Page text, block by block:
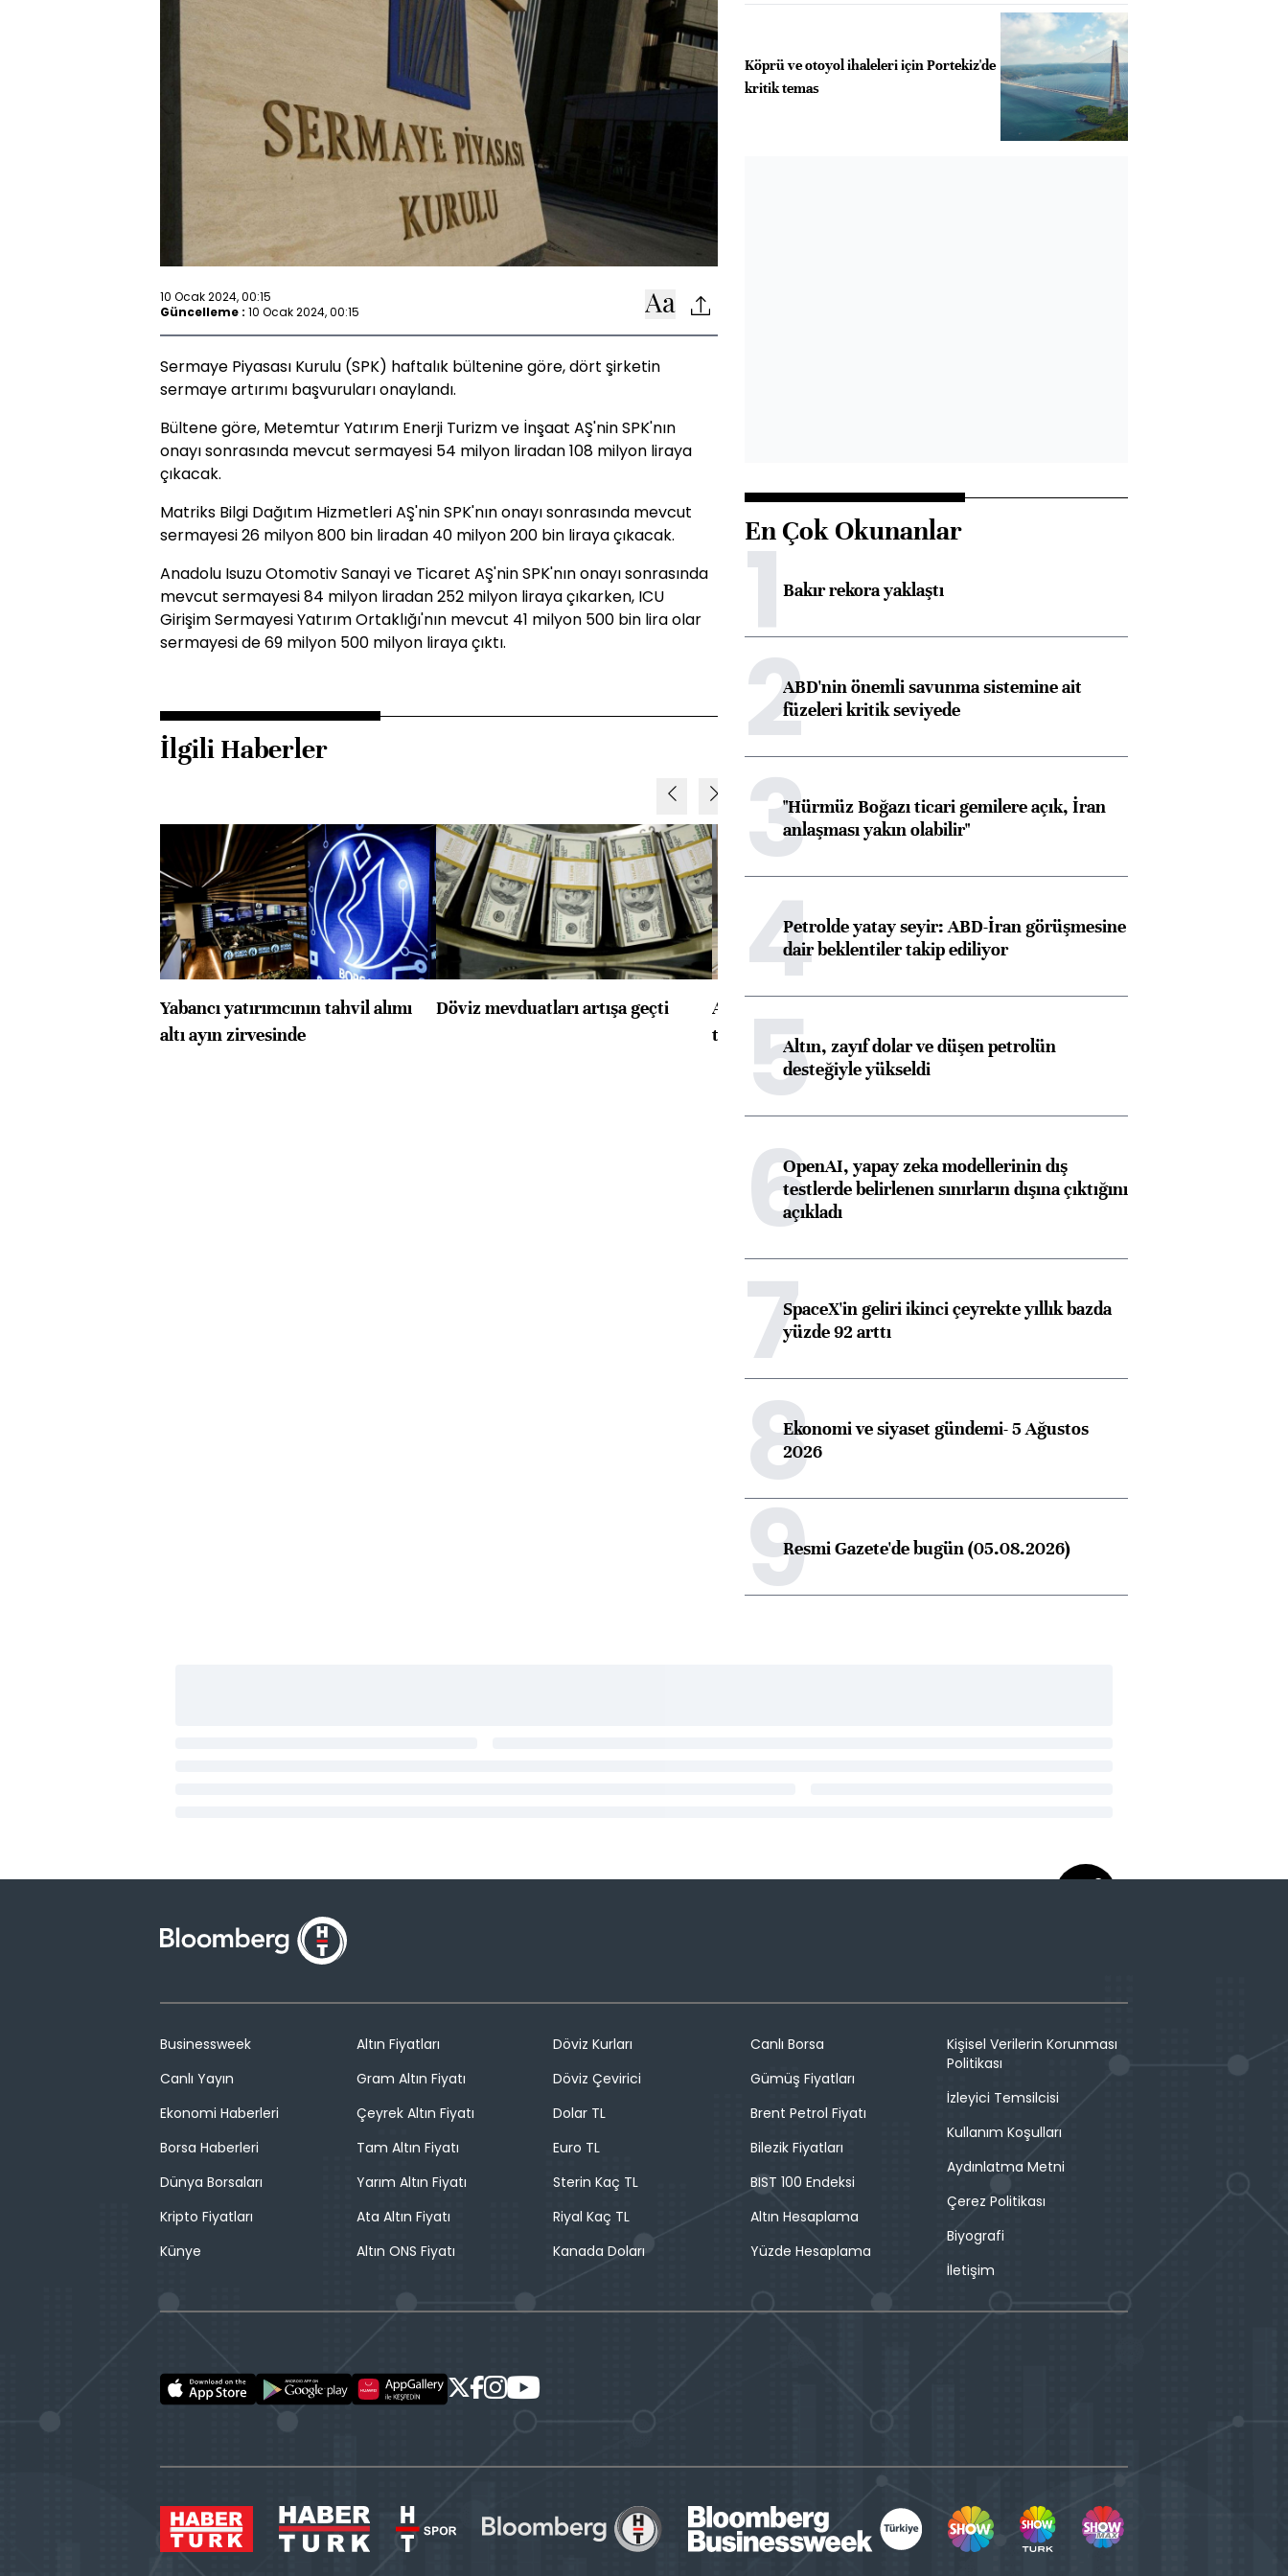
10 Ocak 2024, 00:15
Güncelleme : 10 Ocak 2024, 00:15
Sermaye Piyasası Kurulu (SPK) haftalık bültenine göre, dört şirketin
sermaye artırımı başvuruları onaylandı.
Bültene göre, Metemtur Yatırım Enerji Turizm ve İnşaat AŞ'nin SPK'nın
onayı sonrasında mevcut sermayesi 54 milyon liradan 108 milyon liraya
çıkacak.
Matriks Bilgi Dağıtım Hizmetleri AŞ'nin SPK'nın onayı sonrasında mevcut
sermayesi 26 milyon 800 bin liradan 40 milyon 200 bin liraya çıkacak.
Anadolu Isuzu Otomotiv Sanayi ve Ticaret AŞ'nin SPK'nın onayı sonrasında
mevcut sermayesi 84 milyon liradan 252 milyon liraya çıkarken, ICU
Girişim Sermayesi Yatırım Ortaklığı'nın mevcut 41 milyon 500 bin lira olar
sermayesi de 69 milyon 500 milyon liraya çıktı.
İlgili Haberler
Yabancı yatırımcının tahvil alımı
altı ayın zirvesinde
Döviz mevduatları artışa geçti
ABD'de konut başlangıçları
toparlandı
konusunda Unicredit ile
Köprü ve otoyol ihaleleri için Portekiz'de
kritik temas
En Çok Okunanlar
1Bakır rekora yaklaştı
2ABD'nin önemli savunma sistemine ait
füzeleri kritik seviyede
3"Hürmüz Boğazı ticari gemilere açık, İran
anlaşması yakın olabilir"
4Petrolde yatay seyir: ABD-İran görüşmesine
dair beklentiler takip ediliyor
5Altın, zayıf dolar ve düşen petrolün
desteğiyle yükseldi
6OpenAI, yapay zeka modellerinin dış
testlerde belirlenen sınırların dışına çıktığını
açıkladı
7SpaceX'in geliri ikinci çeyrekte yıllık bazda
yüzde 92 arttı
8Ekonomi ve siyaset gündemi- 5 Ağustos
2026
9Resmi Gazete'de bugün (05.08.2026)
Businessweek
Canlı Yayın
Ekonomi Haberleri
Borsa Haberleri
Dünya Borsaları
Kripto Fiyatları
Künye
Altın Fiyatları
Gram Altın Fiyatı
Çeyrek Altın Fiyatı
Tam Altın Fiyatı
Yarım Altın Fiyatı
Ata Altın Fiyatı
Altın ONS Fiyatı
Döviz Kurları
Döviz Çevirici
Dolar TL
Euro TL
Sterin Kaç TL
Riyal Kaç TL
Kanada Doları
Canlı Borsa
Gümüş Fiyatları
Brent Petrol Fiyatı
Bilezik Fiyatları
BIST 100 Endeksi
Altın Hesaplama
Yüzde Hesaplama
Kişisel Verilerin Korunması
Politikası
İzleyici Temsilcisi
Kullanım Koşulları
Aydınlatma Metni
Çerez Politikası
Biyografi
İletişim